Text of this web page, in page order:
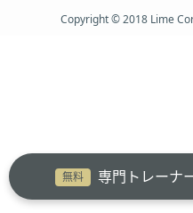
無料 専門トレーナ
Copyright © 2018 Lime